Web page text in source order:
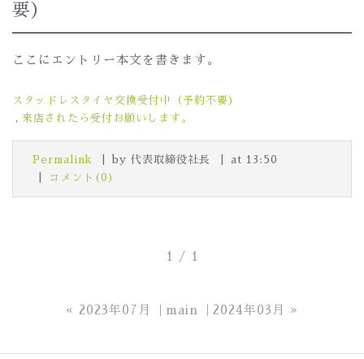
要）
ここにエントリー本文を書きます。
スタッドレスタイヤ交換受付中（予約不要)
来店されたら受付お願いします。
Permalink by 代表取締役社長
at 13:50
コメント(0)
1 / 1
« 2023年07月 main 2024年03月 »